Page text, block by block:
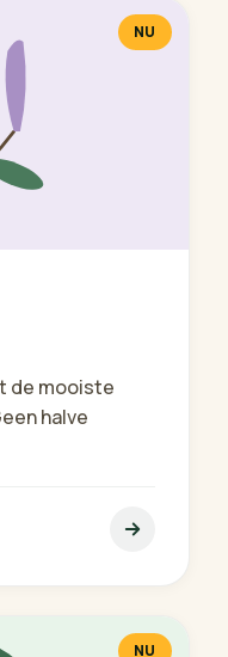
NU
de mooiste
halve
NU